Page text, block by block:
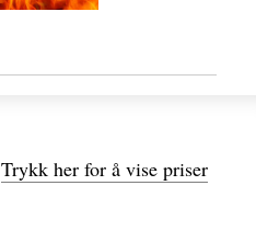
Trykk her for å vise priser